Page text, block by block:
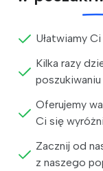
Ułatwiamy
Kilka razy
Oferujemy
Ci się
Zacznij od
z naszego